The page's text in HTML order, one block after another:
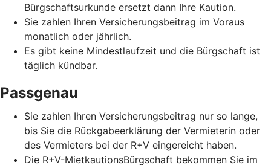
Bürgschaftsurkunde ersetzt dann Ihre Kaution.
Sie zahlen Ihren Versicherungsbeitrag im Voraus
monatlich oder jährlich.
Es gibt keine Mindestlaufzeit und die Bürgschaft ist
täglich kündbar.
Passgenau
Sie zahlen Ihren Versicherungsbeitrag nur so lange,
bis Sie die Rückgabeerklärung der Vermieterin oder
des Vermieters bei der R+V eingereicht haben.
Die R+V-MietkautionsBürgschaft bekommen Sie im